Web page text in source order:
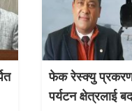
फेक रेस्क्यु
पर्यटन क्षेत्रलाई